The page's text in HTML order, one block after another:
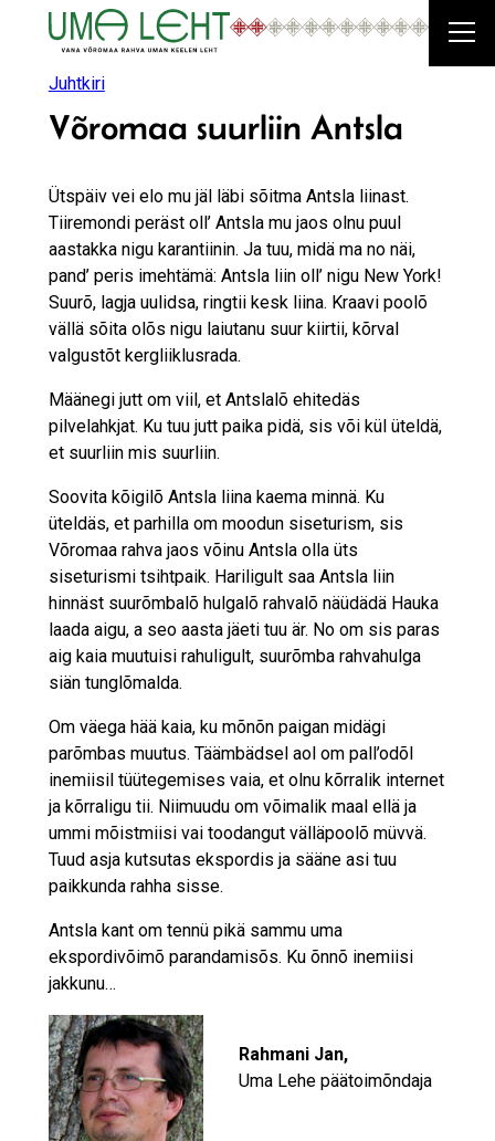
Juhtkiri
Võromaa suurliin Antsla
Ütspäiv vei elo mu jäl läbi sõitma Antsla liinast.
Tiiremondi peräst oll’ Antsla mu jaos olnu puul
aastakka nigu karantiinin. Ja tuu, midä ma no näi,
pand’ peris imehtämä: Antsla liin oll’ nigu New York!
Suurõ, lagja uulidsa, ringtii kesk liina. Kraavi poolõ
vällä sõita olõs nigu laiutanu suur kiirtii, kõrval
valgustõt kergliiklusrada.
Määnegi jutt om viil, et Antslalõ ehitedäs
pilvelahkjat. Ku tuu jutt paika pidä, sis või kül üteldä,
et suurliin mis suurliin.
Soovita kõigilõ Antsla liina kaema minnä. Ku
üteldäs, et parhilla om moodun siseturism, sis
Võromaa rahva jaos võinu Antsla olla üts
siseturismi tsihtpaik. Hariligult saa Antsla liin
hinnäst suurõmbalõ hulgalõ rahvalõ näüdädä Hauka
laada aigu, a seo aasta jäeti tuu är. No om sis paras
aig kaia muutuisi rahuligult, suurõmba rahvahulga
siän tunglõmalda.
Om väega hää kaia, ku mõnõn paigan midägi
parõmbas muutus. Täämbädsel aol om pall’odõl
inemiisil tüütegemises vaia, et olnu kõrralik internet
ja kõrraligu tii. Niimuudu om võimalik maal ellä ja
ummi mõistmiisi vai toodangut välläpoolõ müvvä.
Tuud asja kutsutas ekspordis ja sääne asi tuu
paikkunda rahha sisse.
Antsla kant om tennü pikä sammu uma
ekspordivõimõ parandamisõs. Ku õnnõ inemiisi
jakkunu…
Rahmani Jan,
Uma Lehe päätoimõndaja